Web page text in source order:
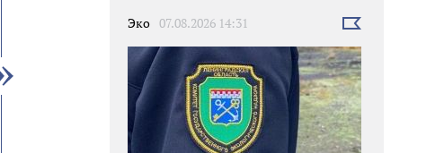
Эко 07.08.2026 14:31
Выбрать